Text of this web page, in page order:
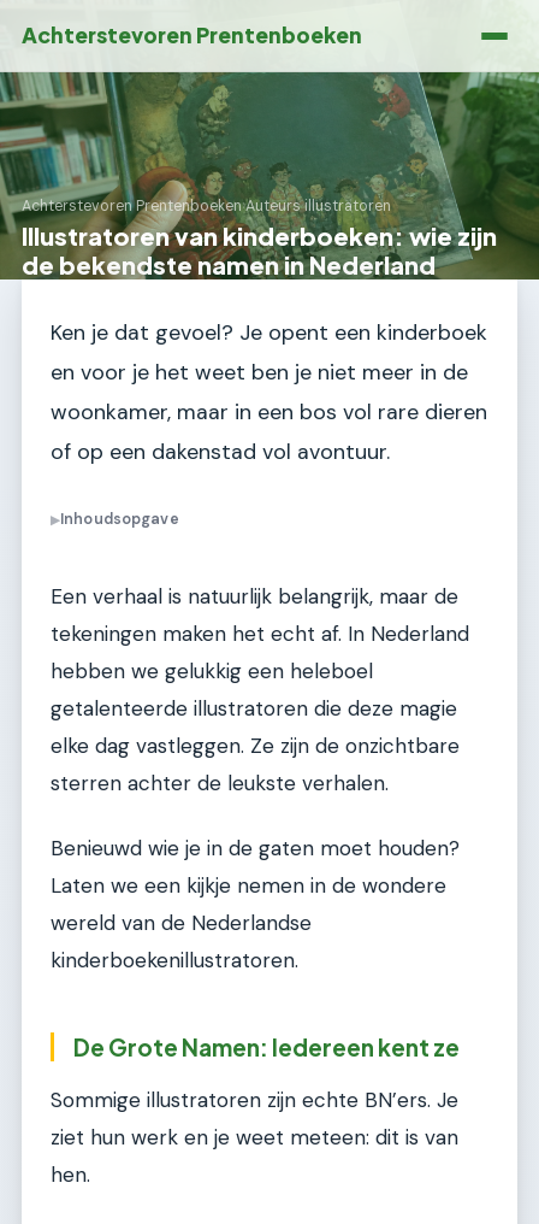
Achterstevoren Prentenboeken
Achterstevoren Prentenboeken›Auteurs illustratoren
Illustratoren van kinderboeken: wie zijn
de bekendste namen in Nederland
Ken je dat gevoel? Je opent een kinderboek
en voor je het weet ben je niet meer in de
woonkamer, maar in een bos vol rare dieren
of op een dakenstad vol avontuur.
▶Inhoudsopgave
Een verhaal is natuurlijk belangrijk, maar de
tekeningen maken het echt af. In Nederland
hebben we gelukkig een heleboel
getalenteerde illustratoren die deze magie
elke dag vastleggen. Ze zijn de onzichtbare
sterren achter de leukste verhalen.
Benieuwd wie je in de gaten moet houden?
Laten we een kijkje nemen in de wondere
wereld van de Nederlandse
kinderboekenillustratoren.
De Grote Namen: Iedereen kent ze
Sommige illustratoren zijn echte BN’ers. Je
ziet hun werk en je weet meteen: dit is van
hen.